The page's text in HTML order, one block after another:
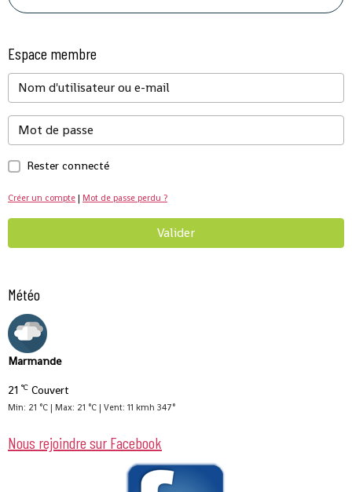
Espace membre
Rester connecté
Créer un compte | Mot de passe perdu ?
Valider
Météo
Marmande
21 °C Couvert
Min: 21 °C | Max: 21 °C | Vent: 11 kmh 347°
Nous rejoindre sur Facebook